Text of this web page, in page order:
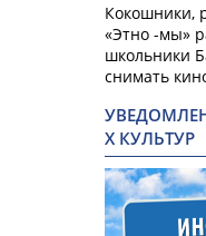
Кокошники,
«Этно -мы»
школьники
снимать
Х КУЛЬТУР